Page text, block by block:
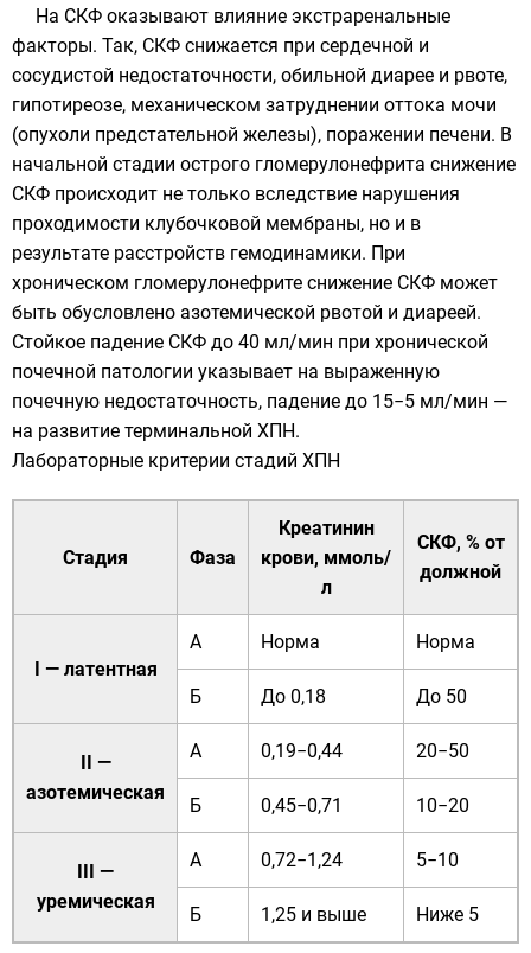
На СКФ оказывают влияние экстраренальные
факторы. Так, СКФ снижается при сердечной и
сосудистой недостаточности, обильной диарее и рвоте,
гипотиреозе, механическом затруднении оттока мочи
(опухоли предстательной железы), поражении печени. В
начальной стадии острого гломерулонефрита снижение
СКФ происходит не только вследствие нарушения
проходимости клубочковой мембраны, но и в
результате расстройств гемодинамики. При
хроническом гломерулонефрите снижение СКФ может
быть обусловлено азотемической рвотой и диареей.
Стойкое падение СКФ до 40 мл/мин при хронической
почечной патологии указывает на выраженную
почечную недостаточность, падение до 15−5 мл/мин —
на развитие терминальной ХПН.
Лабораторные критерии стадий ХПН
Стадия Фаза
Креатинин
крови, ммоль/
л
СКФ, % от
должной
I — латентная
А Норма Норма
Б До 0,18 До 50
II —
азотемическая
А 0,19−0,44 20−50
Б 0,45−0,71 10−20
III —
уремическая
А 0,72−1,24 5−10
Б 1,25 и выше Ниже 5